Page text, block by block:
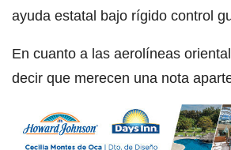
ayuda estatal bajo rígido control
En cuanto a las aerolíneas
decir que merecen una nota